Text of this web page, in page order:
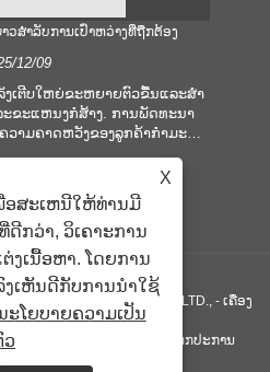
ວສໍາລັບການເປົ່າຫວ່າງທີ່ຖືກຕ້ອງ
12/09
ງເຕີບໃຫຍ່ຂະຫຍາຍຕົວຂື້ນແລະສໍາ
ຂະແຫນງກໍ່ສ້າງ. ການພັດທະນາ
າມຄາດຫວັງຂອງລູກຄ້າກໍາມະກໍາ
ກການປຸງແຕ່ງມືແບບທໍາມະດາແມ່ນ
ມຕ້ອງການຂອງອຸດສາຫະກໍາທີ່ທັນ
ສະແຫວງຫາຄວາມຖືກຕ້ອງແລະ
ການຕັດໄປຫາເສັ້ນຄວາມຍາວ
ະກອນປະມວນຜົນ coil.
MACHINERY CO., LTD., - ເຄື່ອງ
ປັນເສັ້ນຍາວ - ສະຫງວນລິຂະສິດທຸກປະການ
X
ອສະເຫນີໃຫ້ທ່ານມີ
ກວ່າ, ວິເຄາະການ
ງເນື້ອຫາ. ໂດຍການ
ງເຫັນດີກັບການນໍາໃຊ້
ະໂຍບາຍຄວາມເປັນ
ວ